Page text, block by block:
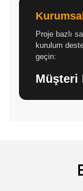
Proje bazlı
kurulum
geçin:
Müşteri